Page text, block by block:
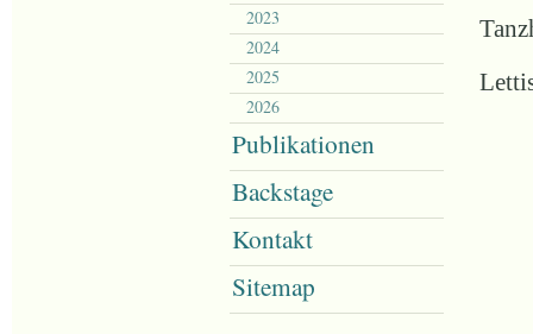
2023
2024
2025
2026
Publikationen
Backstage
Kontakt
Sitemap